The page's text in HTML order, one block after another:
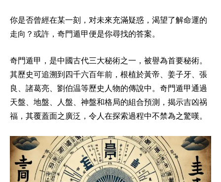
你是否曾經在某一刻，对未來充滿疑惑，渴望了解命運的
走向？或許，奇門遁甲便是你尋找的答案。
奇門遁甲，是中國古代三大秘術之一，被譽為首要秘術。
其歷史可追溯到四千六百年前，根植於黃帝、姜子牙、張
良、諸葛亮、劉伯温等歷史人物的傳說中。奇門遁甲通過
天盤、地盤、人盤、神盤和格局的組合預測，揭示吉凶祸
福，其覆蓋面之廣泛，令人在探索過程中不禁為之驚嘆。